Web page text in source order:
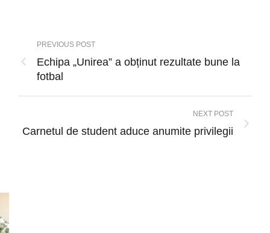
PREVIOUS POST
Echipa „Unirea” a obținut rezultate bune la
fotbal
NEXT POST
Carnetul de student aduce anumite privilegii